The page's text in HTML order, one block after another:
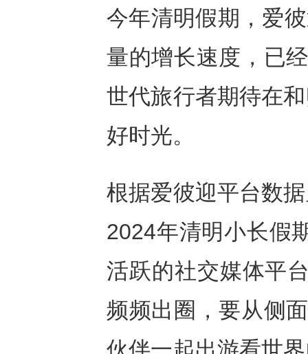
今年清明假期，爱
量的增长速度，已
世代旅行者期待在
好时光。
根据爱彼迎平台数
2024年清明小长假
活跃的社交媒体平
频频出圈，要从侧